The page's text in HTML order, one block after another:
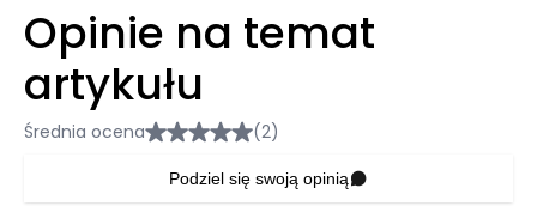
Opinie na temat
artykułu
Średnia ocena (2)
Podziel się swoją opinią